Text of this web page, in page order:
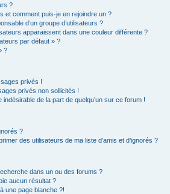
?
et comment puis-je en rejoindre un ?
d’un groupe d’utilisateurs ?
apparaissent dans une couleur différente ?
par défaut » ?
?
privés !
privés non sollicités !
de la part de quelqu’un sur ce forum !
?
des utilisateurs de ma liste d’amis et d’ignorés ?
dans un ou des forums ?
aucun résultat ?
une page blanche ?!